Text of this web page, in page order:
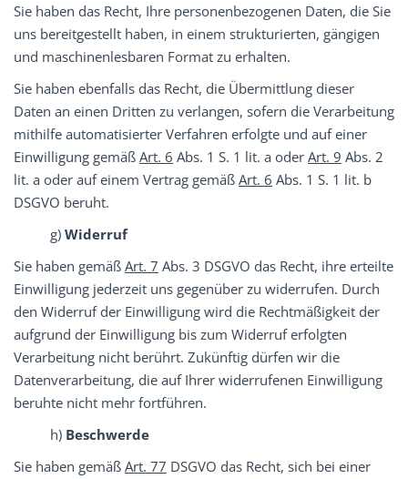
Sie haben das Recht, Ihre personenbezogenen Daten, die Sie
uns bereitgestellt haben, in einem strukturierten, gängigen
und maschinenlesbaren Format zu erhalten.
Sie haben ebenfalls das Recht, die Übermittlung dieser
Daten an einen Dritten zu verlangen, sofern die Verarbeitung
mithilfe automatisierter Verfahren erfolgte und auf einer
Einwilligung gemäß Art. 6 Abs. 1 S. 1 lit. a oder Art. 9 Abs. 2
lit. a oder auf einem Vertrag gemäß Art. 6 Abs. 1 S. 1 lit. b
DSGVO beruht.
g) Widerruf
Sie haben gemäß Art. 7 Abs. 3 DSGVO das Recht, ihre erteilte
Einwilligung jederzeit uns gegenüber zu widerrufen. Durch
den Widerruf der Einwilligung wird die Rechtmäßigkeit der
aufgrund der Einwilligung bis zum Widerruf erfolgten
Verarbeitung nicht berührt. Zukünftig dürfen wir die
Datenverarbeitung, die auf Ihrer widerrufenen Einwilligung
beruhte nicht mehr fortführen.
h) Beschwerde
Sie haben gemäß Art. 77 DSGVO das Recht, sich bei einer